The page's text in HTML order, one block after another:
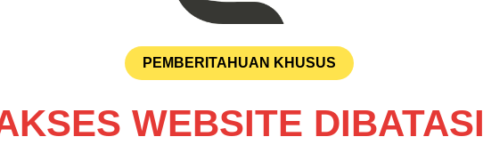
PEMBERITAHUAN KHUSUS
WEBSITE DIBATASI